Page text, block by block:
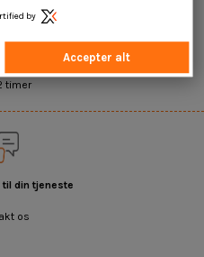
timer
til din tjeneste
os
by
Accepter alt